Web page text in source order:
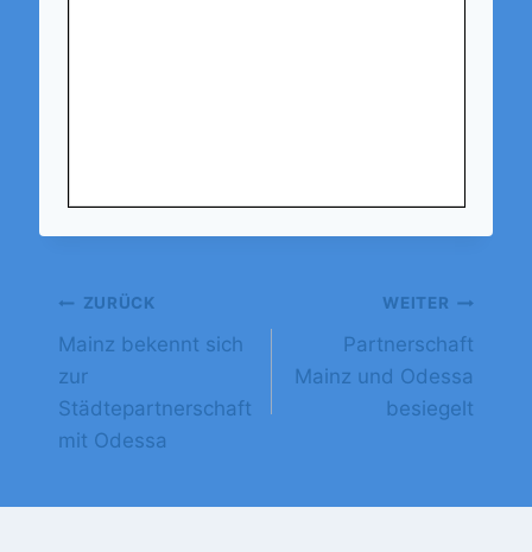
ZURÜCK
Mainz bekennt sich
zur
Städtepartnerschaft
mit Odessa
WEITER
Partnerschaft
Mainz und Odessa
besiegelt